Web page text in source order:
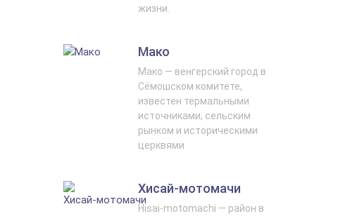
жизни.
Мако
Мако — венгерский город в
Сёмошском комитете,
известен термальными
источниками, сельским
рынком и историческими
церквями
Хисай‑мотомачи
Hisai‑motomachi — район в